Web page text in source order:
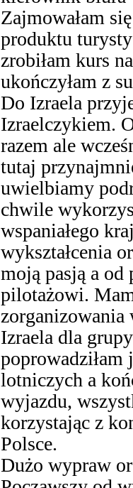
Zajmowałam
produktu
zrobiłam kurs
ukończyłam z
Do Izraela
Izraelczykiem.
razem ale
tutaj
uwielbiamy
chwile
wspaniałego
wykształcenia
moją pasją a od
pilotażowi.
Izraela dla
lotniczych a
wyjazdu,
korzystając z
Polsce.
Dużo wypraw